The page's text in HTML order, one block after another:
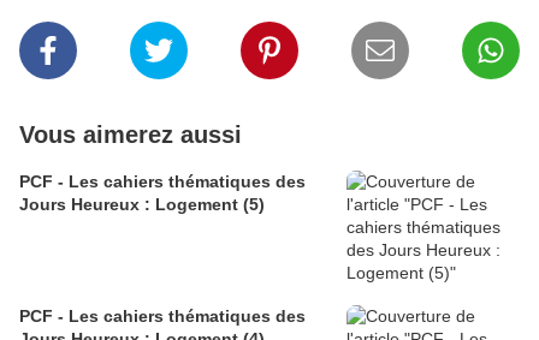
Vous aimerez aussi
PCF - Les cahiers thématiques des
Jours Heureux : Logement (5)
PCF - Les cahiers thématiques des